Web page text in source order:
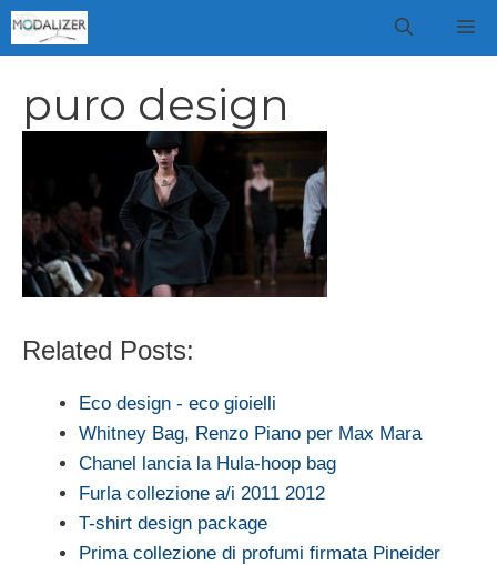
Vai
al
puro design
Related Posts:
Eco design - eco gioielli
Whitney Bag, Renzo Piano per Max Mara
Chanel lancia la Hula-hoop bag
Furla collezione a/i 2011 2012
T-shirt design package
Prima collezione di profumi firmata Pineider